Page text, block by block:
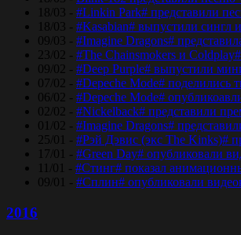
18/03 - #Linkin Park# представили
18/03 - #Kasabian# выпустили сингл
09/03 - #Imagine Dragons#
23/02 - #The Chainsmokers и
09/02 - #Deep Purple# выпустили
07/02 - #Depeche Mode# поделились
06/02 - #Depeche Mode#
02/02 - #Nickelback# представили
01/02 - #Imagine Dragons#
25/01 - #Рэй Дэвис (экс The Kinks)#
17/01 - #Green Day# опубликовали
11/01 - #Стинг# показал
09/01 - #Сплин# опубликовали
2016